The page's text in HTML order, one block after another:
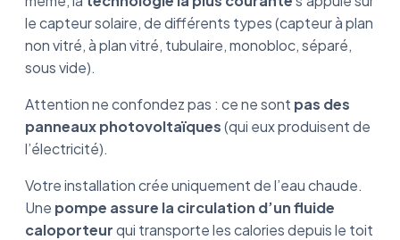
le capteur solaire, de différents types (capteur à plan
non vitré, à plan vitré, tubulaire, monobloc, séparé,
sous vide).
Attention ne confondez pas : ce ne sont pas des
panneaux photovoltaïques(qui eux produisent de
l’électricité).
Votre installation crée uniquement de l’eau chaude.
Une pompe assure la circulation d’un fluide
caloporteurqui transporte les calories depuis le toit